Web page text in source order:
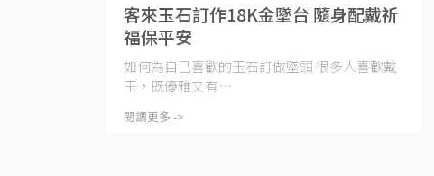
客來玉石訂作18K金墜台 隨身配戴祈
福保平安
如何為自己喜歡的玉石訂做墜頭 很多人喜歡戴
玉，既優雅又有⋯
閱讀更多 ->